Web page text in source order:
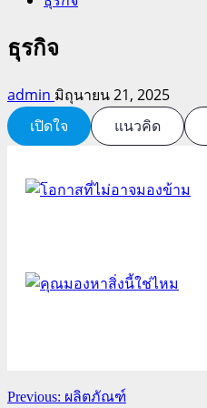
ธุรกิจ
admin มิถุนายน 21, 2025
เปิดใจ
แนวคิด
Continue
Previous: ผลิตภัณฑ์